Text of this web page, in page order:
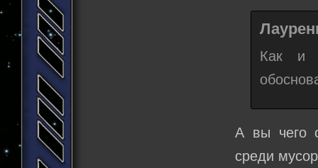
Как и
А вы чего
среди